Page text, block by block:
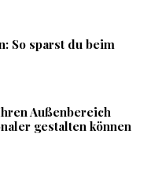
So sparst du beim
Außenbereich
gestalten können